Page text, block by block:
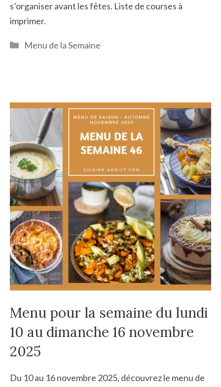
s’organiser avant les fêtes. Liste de courses à
imprimer.
Catégories
Menu de la Semaine
Menu pour la semaine du lundi
10 au dimanche 16 novembre
2025
Du 10 au 16 novembre 2025, découvrez le menu de